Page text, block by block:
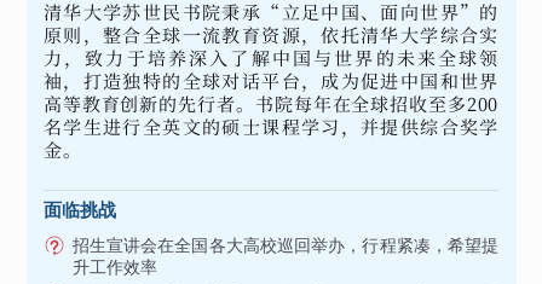
清华大学苏世民书院秉承“立足中国、面向世界”的
原则，整合全球一流教育资源，依托清华大学综合实
力，致力于培养深入了解中国与世界的未来全球领
袖，打造独特的全球对话平台，成为促进中国和世界
高等教育创新的先行者。书院每年在全球招收至多200
名学生进行全英文的硕士课程学习，并提供综合奖学
金。
面临挑战
招生宣讲会在全国各大高校巡回举办，行程紧凑，希望提
升工作效率